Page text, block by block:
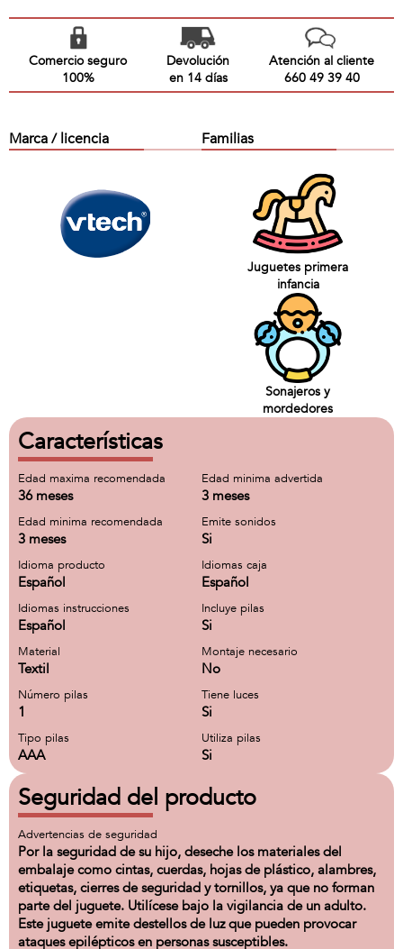
Comercio seguro
100%
Devolución
en 14 días
Atención al cliente
660 49 39 40
Marca / licencia Familias
Juguetes primera
infancia
Sonajeros y
mordedores
Características
Edad maxima recomendada
36 meses
Edad minima advertida
3 meses
Edad minima recomendada
3 meses
Emite sonidos
Si
Idioma producto
Español
Idiomas caja
Español
Idiomas instrucciones
Español
Incluye pilas
Si
Material
Textil
Montaje necesario
No
Número pilas
1
Tiene luces
Si
Tipo pilas
AAA
Utiliza pilas
Si
Seguridad del producto
Advertencias de seguridad
Por la seguridad de su hijo, deseche los materiales del
embalaje como cintas, cuerdas, hojas de plástico, alambres,
etiquetas, cierres de seguridad y tornillos, ya que no forman
parte del juguete. Utilícese bajo la vigilancia de un adulto.
Este juguete emite destellos de luz que pueden provocar
ataques epilépticos en personas susceptibles.